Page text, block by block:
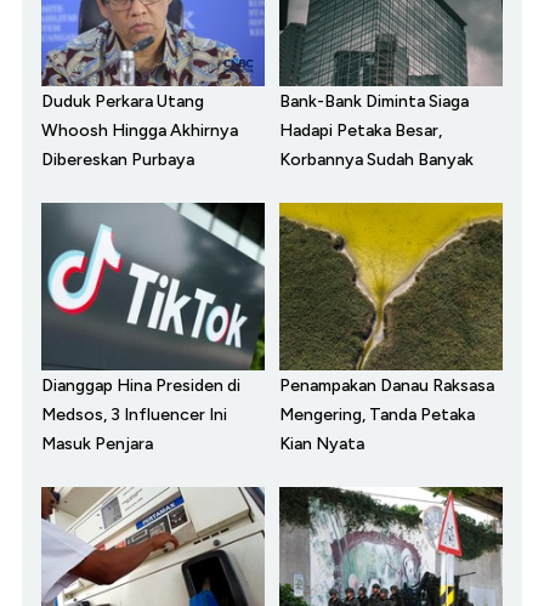
Duduk Perkara Utang
Whoosh Hingga Akhirnya
Dibereskan Purbaya
Bank-Bank Diminta Siaga
Hadapi Petaka Besar,
Korbannya Sudah Banyak
Dianggap Hina Presiden di
Medsos, 3 Influencer Ini
Masuk Penjara
Penampakan Danau Raksasa
Mengering, Tanda Petaka
Kian Nyata